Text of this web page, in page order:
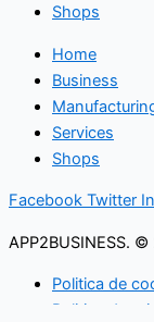
Shops
Home
Business
Services
Shops
Facebook Twitter
APP2BUSINESS.
Politica de
Politica de